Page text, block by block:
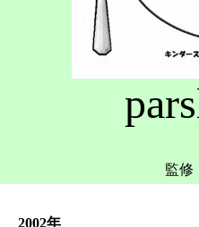
監
2002年